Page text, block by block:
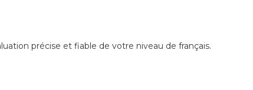
précise et fiable de votre niveau de français.